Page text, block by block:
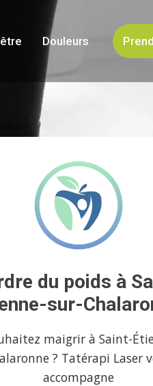
Douleurs
du poids à
sur-
maigrir à Saint-
? Tatérapi Laser
accompagne